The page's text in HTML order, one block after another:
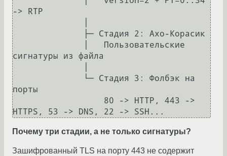
-> RTP
сигнатуры из файла
порты
Почему три стадии, а не только сигнатуры?
Зашифрованный TLS на порту 443 не содержит